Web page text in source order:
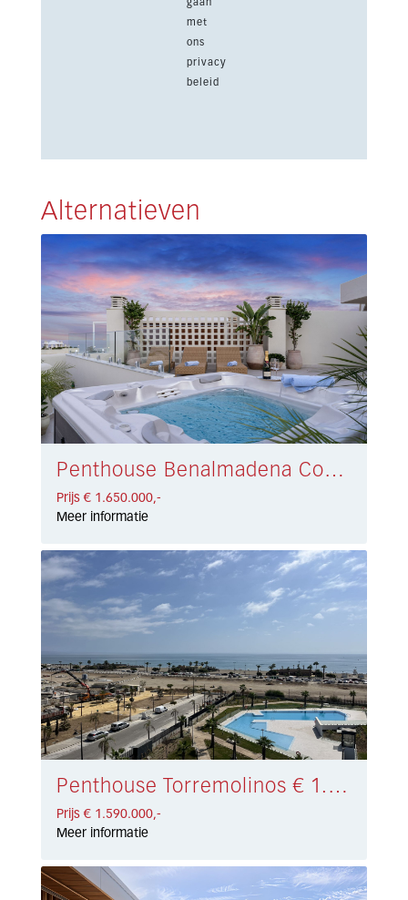
met
ons
privacy
beleid
Alternatieven
Penthouse Benalmadena Costa € 1.650.000,-
Prijs € 1.650.000,-
Meer informatie
Penthouse Torremolinos € 1.590.000,-
Prijs € 1.590.000,-
Meer informatie